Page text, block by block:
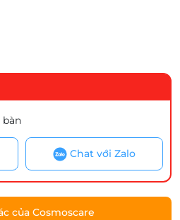
bàn
Chat với Zalo
của Cosmoscare